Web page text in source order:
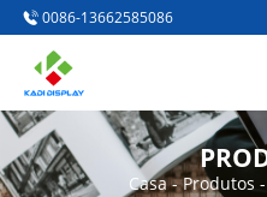
PRODUTOS
Sobre nós
0086-13662585086
Casa- Produtos -